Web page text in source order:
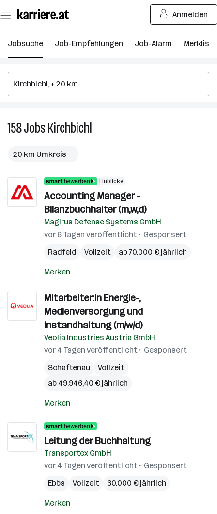
Seiteninhalt
springen
Anmelden
Jobsuche Job-Empfehlungen Job-Alarm Merkliste
158JobsKirchbichl
20 km Umkreis
Einblicke
Accounting Manager -
Bilanzbuchhalter (m,w,d)
Magirus Defense Systems GmbH
vor 6 Tagen veröffentlicht
Gesponsert
Radfeld
Vollzeit ab 70.000 € jährlich
Merken
Mitarbeiter:in Energie-,
Medienversorgung und
Instandhaltung (m/w/d)
Veolia Industries Austria GmbH
vor 4 Tagen veröffentlicht
Gesponsert
Schaftenau
Vollzeit
ab 49.946,40 € jährlich
Merken
Leitung der Buchhaltung
Transportex GmbH
vor 4 Tagen veröffentlicht
Gesponsert
Ebbs
Vollzeit 60.000 € jährlich
Merken